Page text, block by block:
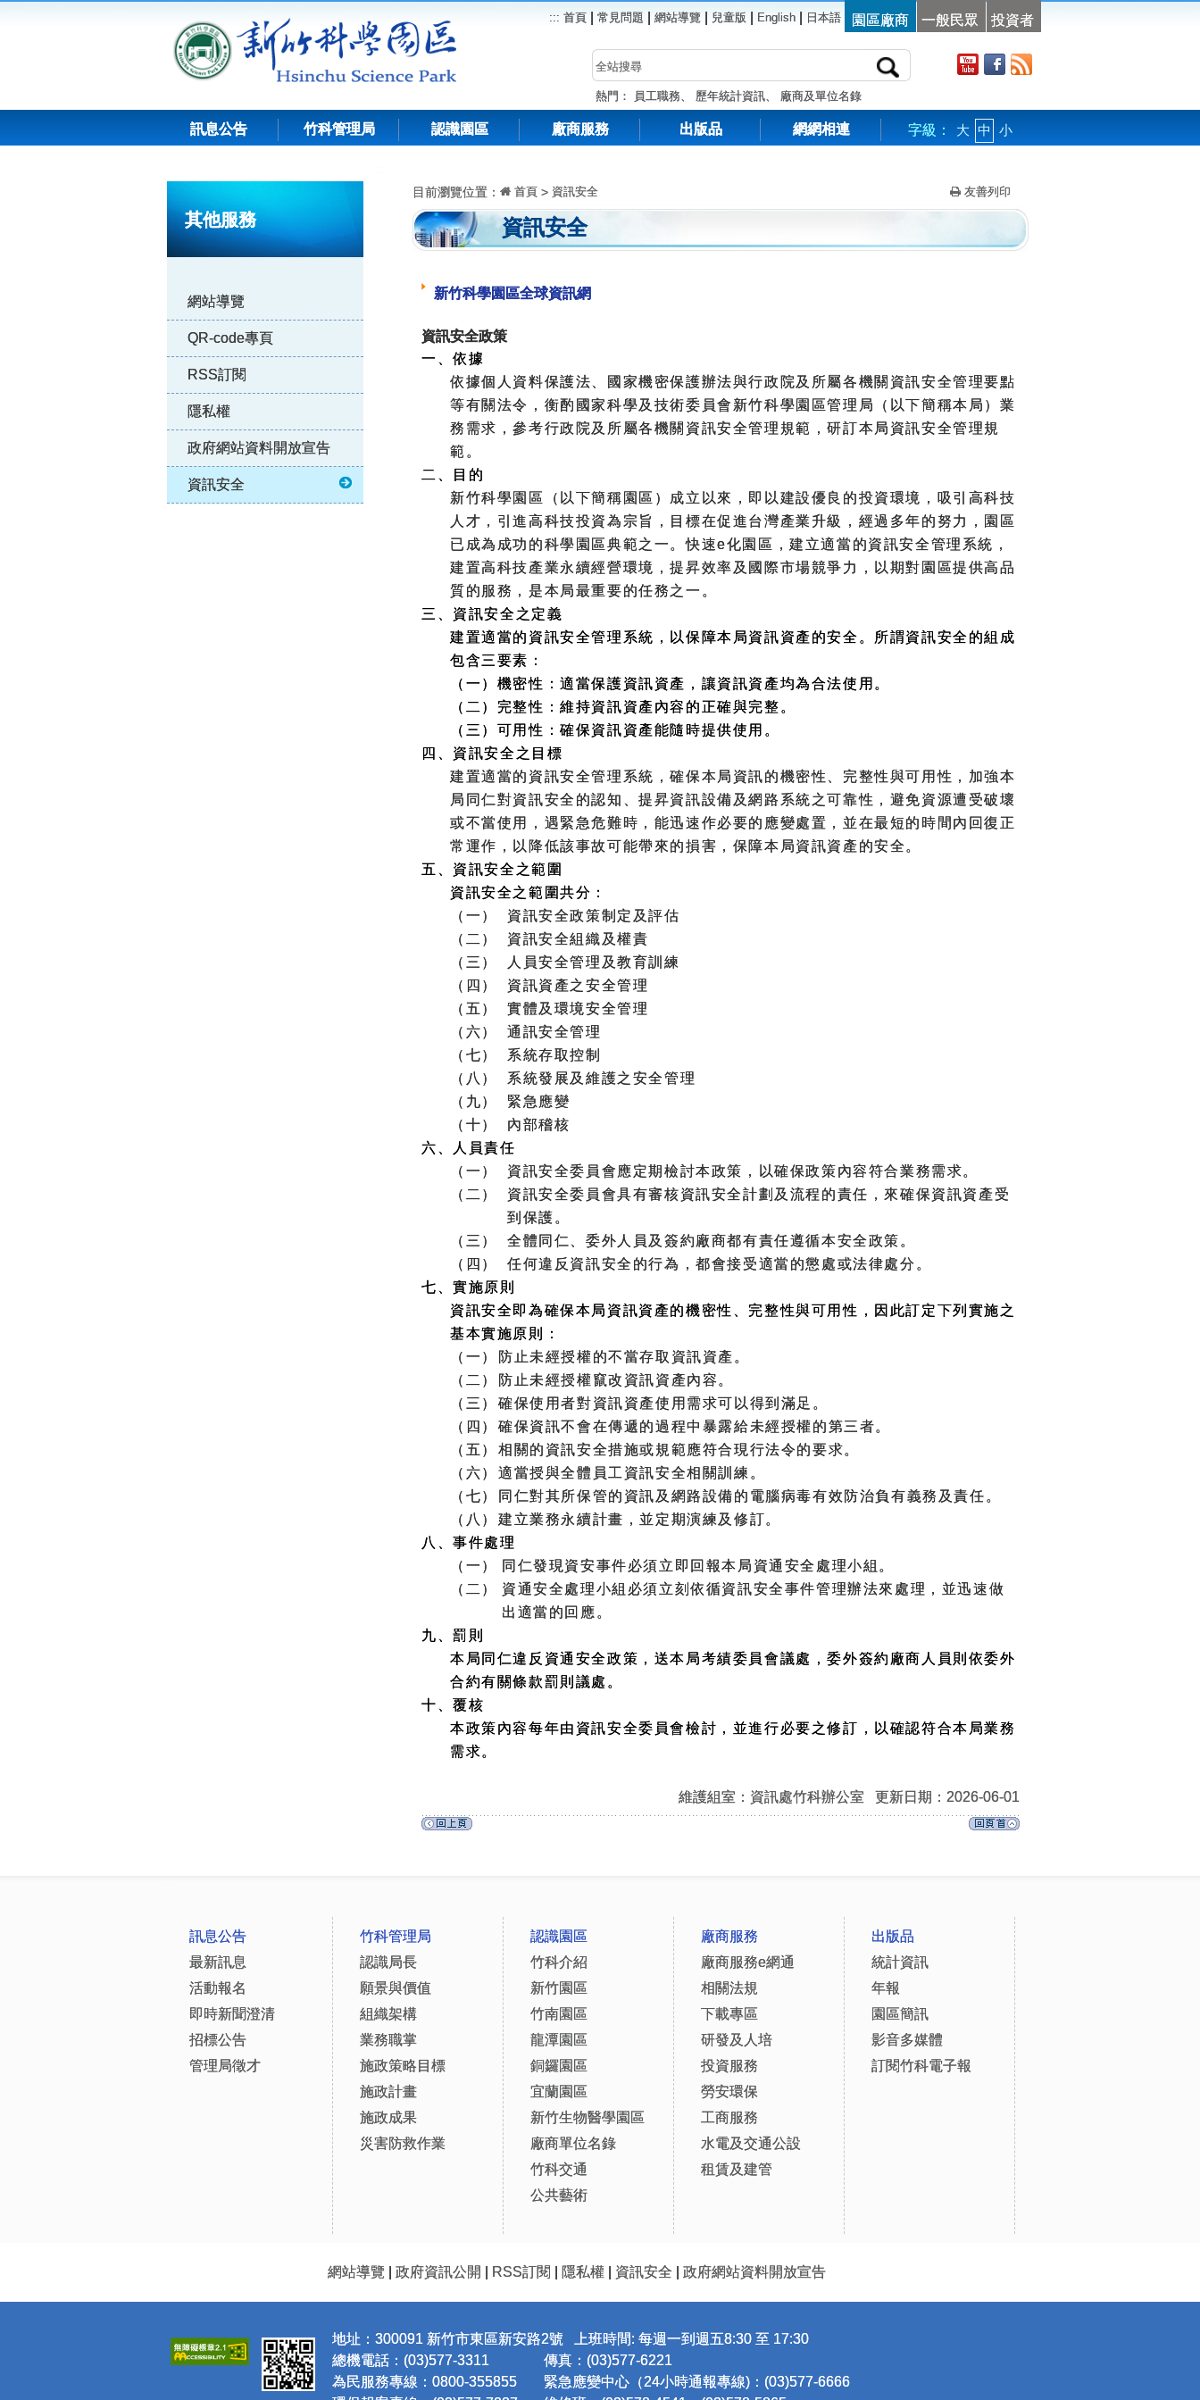
::: 首頁 常見問題 網站導覽 兒童版 English 日本語 園區廠商 一般民眾 投資者
熱門： 員工職務、 歷年統計資訊、 廠商及單位名錄
訊息公告 竹科管理局 認識園區 廠商服務 出版品 網網相連 字級： 大 中 小
其他服務
網站導覽
QR-code專頁
RSS訂閱
隱私權
政府網站資料開放宣告
資訊安全
目前瀏覽位置： 首頁 > 資訊安全 友善列印
資訊安全
新竹科學園區全球資訊網
資訊安全政策
一、依據
依據個人資料保護法、國家機密保護辦法與行政院及所屬各機關資訊安全管理要點
等有關法令，衡酌國家科學及技術委員會新竹科學園區管理局（以下簡稱本局）業
務需求，參考行政院及所屬各機關資訊安全管理規範，研訂本局資訊安全管理規
範。
二、目的
新竹科學園區（以下簡稱園區）成立以來，即以建設優良的投資環境，吸引高科技
人才，引進高科技投資為宗旨，目標在促進台灣產業升級，經過多年的努力，園區
已成為成功的科學園區典範之一。快速e化園區，建立適當的資訊安全管理系統，
建置高科技產業永續經營環境，提昇效率及國際市場競爭力，以期對園區提供高品
質的服務，是本局最重要的任務之一。
三、資訊安全之定義
建置適當的資訊安全管理系統，以保障本局資訊資產的安全。所謂資訊安全的組成
包含三要素：
（一）機密性：適當保護資訊資產，讓資訊資產均為合法使用。
（二）完整性：維持資訊資產內容的正確與完整。
（三）可用性：確保資訊資產能隨時提供使用。
四、資訊安全之目標
建置適當的資訊安全管理系統，確保本局資訊的機密性、完整性與可用性，加強本
局同仁對資訊安全的認知、提昇資訊設備及網路系統之可靠性，避免資源遭受破壞
或不當使用，遇緊急危難時，能迅速作必要的應變處置，並在最短的時間內回復正
常運作，以降低該事故可能帶來的損害，保障本局資訊資產的安全。
五、資訊安全之範圍
資訊安全之範圍共分：
（一）
資訊安全政策制定及評估
（二）
資訊安全組織及權責
（三）
人員安全管理及教育訓練
（四）
資訊資產之安全管理
（五）
實體及環境安全管理
（六）
通訊安全管理
（七）
系統存取控制
（八）
系統發展及維護之安全管理
（九）
緊急應變
（十）
內部稽核
六、人員責任
（一）
資訊安全委員會應定期檢討本政策，以確保政策內容符合業務需求。
（二）
資訊安全委員會具有審核資訊安全計劃及流程的責任，來確保資訊資產受
到保護。
（三）
全體同仁、委外人員及簽約廠商都有責任遵循本安全政策。
（四）
任何違反資訊安全的行為，都會接受適當的懲處或法律處分。
七、實施原則
資訊安全即為確保本局資訊資產的機密性、完整性與可用性，因此訂定下列實施之
基本實施原則：
（一）
防止未經授權的不當存取資訊資產。
（二）
防止未經授權竄改資訊資產內容。
（三） 確保使用者對資訊資產使用需求可以得到滿足。
（四） 確保資訊不會在傳遞的過程中暴露給未經授權的第三者。
（五） 相關的資訊安全措施或規範應符合現行法令的要求。
（六） 適當授與全體員工資訊安全相關訓練。
（七）
同仁對其所保管的資訊及網路設備的電腦病毒有效防治負有義務及責任。
（八） 建立業務永續計畫，並定期演練及修訂。
八、事件處理
（一）
同仁發現資安事件必須立即回報本局資通安全處理小組。
（二）
資通安全處理小組必須立刻依循資訊安全事件管理辦法來處理，並迅速做
出適當的回應。
九、罰則
本局同仁違反資通安全政策，送本局考績委員會議處，委外簽約廠商人員則依委外
合約有關條款罰則議處。
十、覆核
本政策內容每年由資訊安全委員會檢討，並進行必要之修訂，以確認符合本局業務
需求。
維護組室：資訊處竹科辦公室 更新日期：2026-06-01
訊息公告
最新訊息
活動報名
即時新聞澄清
招標公告
管理局徵才
竹科管理局
認識局長
願景與價值
組織架構
業務職掌
施政策略目標
施政計畫
施政成果
災害防救作業
認識園區
竹科介紹
新竹園區
竹南園區
龍潭園區
銅鑼園區
宜蘭園區
新竹生物醫學園區
廠商單位名錄
竹科交通
公共藝術
廠商服務
廠商服務e網通
相關法規
下載專區
研發及人培
投資服務
勞安環保
工商服務
水電及交通公設
租賃及建管
出版品
統計資訊
年報
園區簡訊
影音多媒體
訂閱竹科電子報
網站導覽 政府資訊公開 RSS訂閱 隱私權 資訊安全 政府網站資料開放宣告
地址：300091 新竹市東區新安路2號 上班時間: 每週一到週五8:30 至 17:30
總機電話：(03)577-3311
傳真：(03)577-6221
為民服務專線：0800-355855
緊急應變中心（24小時通報專線)：(03)577-6666